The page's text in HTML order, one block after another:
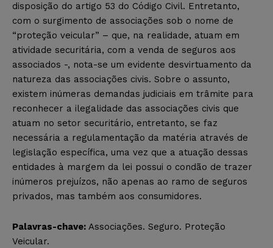
disposição do artigo 53 do Código Civil. Entretanto,
com o surgimento de associações sob o nome de
“proteção veicular” – que, na realidade, atuam em
atividade securitária, com a venda de seguros aos
associados -, nota-se um evidente desvirtuamento da
natureza das associações civis. Sobre o assunto,
existem inúmeras demandas judiciais em trâmite para
reconhecer a ilegalidade das associações civis que
atuam no setor securitário, entretanto, se faz
necessária a regulamentação da matéria através de
legislação específica, uma vez que a atuação dessas
entidades à margem da lei possui o condão de trazer
inúmeros prejuízos, não apenas ao ramo de seguros
privados, mas também aos consumidores.
Palavras-chave: Associações. Seguro. Proteção
Veicular.